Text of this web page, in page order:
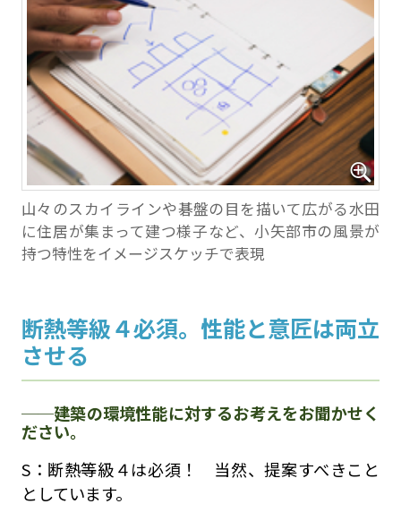
山々のスカイラインや碁盤の目を描いて広がる水田
に住居が集まって建つ様子など、小矢部市の風景が
持つ特性をイメージスケッチで表現
断熱等級４必須。性能と意匠は両立
させる
建築の環境性能に対するお考えをお聞かせく
ださい。
S：断熱等級４は必須！ 当然、提案すべきこと
としています。